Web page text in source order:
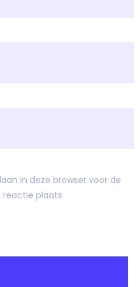
in deze browser voor de
reactie plaats.